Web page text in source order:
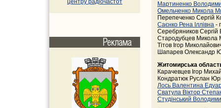
центру радіочастот
Мартиненко
Омельченко Микола
Перепеченко Сергій
Саєнко Рена Іллівна -
Серебряников Сергій
Стародубцев Микола
Тітов Ігор
Шапарев Олександр
Житомирська
Карачевцев Ігор
Кондратюк Руслан
Лось Валентина
Сватула Віктор
Студінський